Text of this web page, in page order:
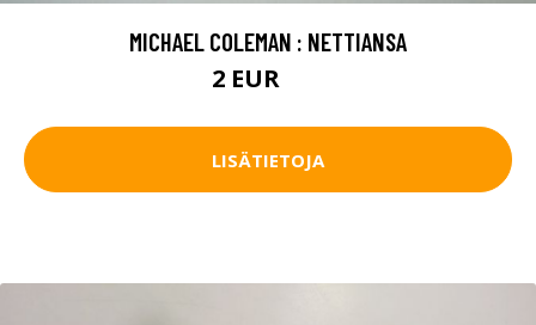
MICHAEL COLEMAN : NETTIANSA
2 EUR
LISÄTIETOJA